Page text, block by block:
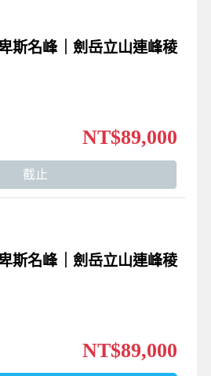
斯名峰｜劍岳立山連峰稜
NT$89,000
截止
斯名峰｜劍岳立山連峰稜
NT$89,000